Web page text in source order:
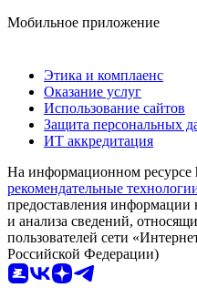
Мобильное приложение
Этика и комплаенс
Оказание услуг
Использование сайтов
Защита персональных
ИТ аккредитация
На информационном ресурсе
рекомендательные
предоставления информации
и анализа сведений,
пользователей сети
Российской Федерации)